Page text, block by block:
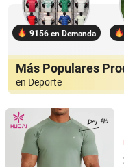
9156 en Demanda
Más Populares
en Deporte
Dongguan Humen
Guangdong, China